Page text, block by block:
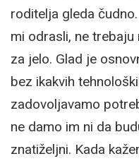
roditelja gleda
mi odrasli, ne
za jelo. Glad je
bez ikakvih
zadovoljavamo
ne damo im ni da
znatiželjni. Kada